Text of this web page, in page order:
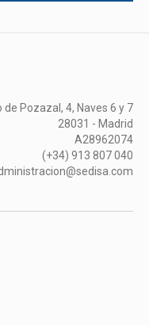
de Pozazal, 4, Naves 6 y 7
28031 - Madrid
A28962074
(+34) 913 807 040